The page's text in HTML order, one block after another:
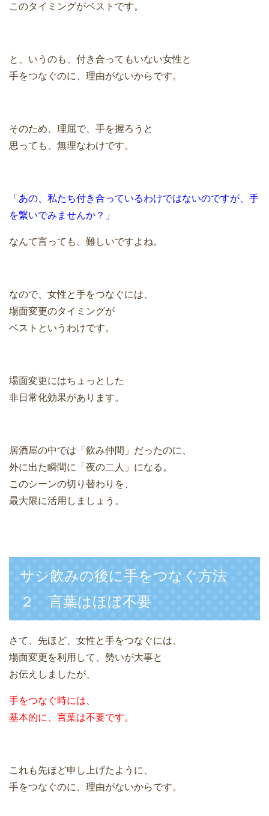
このタイミングがベストです。
と、いうのも、付き合ってもいない女性と
手をつなぐのに、理由がないからです。
そのため、理屈で、手を握ろうと
思っても、無理なわけです。
「あの、私たち付き合っているわけではないのですが、手
を繋いでみませんか？」
なんて言っても、難しいですよね。
なので、女性と手をつなぐには、
場面変更のタイミングが
ベストというわけです。
場面変更にはちょっとした
非日常化効果があります。
居酒屋の中では「飲み仲間」だったのに、
外に出た瞬間に「夜の二人」になる。
このシーンの切り替わりを、
最大限に活用しましょう。
サシ飲みの後に手をつなぐ方法
２ 言葉はほぼ不要
さて、先ほど、女性と手をつなぐには、
場面変更を利用して、勢いが大事と
お伝えしましたが、
手をつなぐ時には、
基本的に、言葉は不要です。
これも先ほど申し上げたように、
手をつなぐのに、理由がないからです。